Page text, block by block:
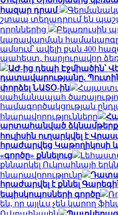
հազար դրամ
շտապ տեղադրում են
դրոններից
Բելառուսին
կառավարման համակարգը.
ամսում՝ ավելի քան 400
պահեստ․ հարյուրավոր
ԱԺ-ից դեպի Էջմիածին՝
դատավարությանը.
փորձել ՆԱՏՕ-ին
սահմանապահ
համագործակցության
հնարավորությունները
արտահանված
հուլիսին ուղարկվել է
հրաժարվեց Կաթողիկոսի
«գործը» քննելուց
քննարկել Ուկրաինայի
հնարավորությունը
հրաժարվել է քննել
եպիսկոպոսների գործը
են, որ այլևս չեն կարող